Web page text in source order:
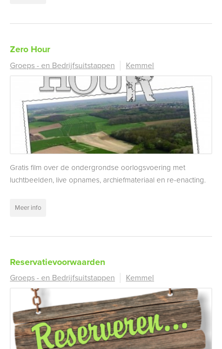
Zero Hour
Groeps - en Bedrijfsuitstappen Kemmel
Gratis film over de ondergrondse oorlogsvoering met
luchtbeelden, live opnames, archiefmateriaal en re-enacting.
Meer info
Reservatievoorwaarden
Groeps - en Bedrijfsuitstappen Kemmel